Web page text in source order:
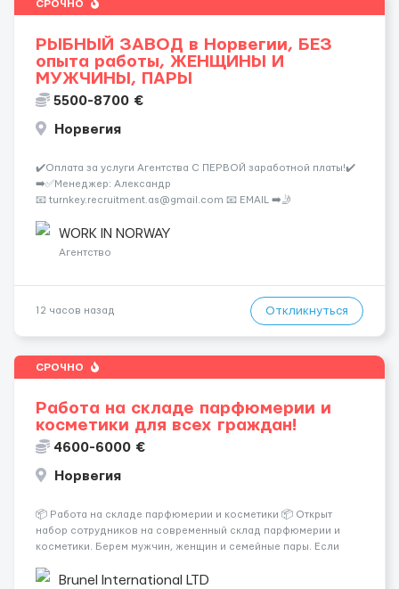
СРОЧНО
РЫБНЫЙ ЗАВОД в Норвегии, БЕЗ
опыта работы, ЖЕНЩИНЫ И
МУЖЧИНЫ, ПАРЫ
5500-8700 €
Норвегия
✔️Оплата за услуги Агентства С ПЕРВОЙ заработной платы!✔️
➡️✅Менеджер: Александр
📧 turnkey.recruitment.as@gmail.com 📧 EMAIL ➡️🤳
🐟Компания (Lerøy Seafood Group) откры...
WORK IN NORWAY
Агентство
12 часов назад Откликнуться
СРОЧНО
Работа на складе парфюмерии и
косметики для всех граждан!
4600-6000 €
Норвегия
📦 Работа на складе парфюмерии и косметики 📦 Открыт
набор сотрудников на современный склад парфюмерии и
косметики. Берем мужчин, женщин и семейные пары. Если
обучают уже после приезда. Работа не тяжелая. Нужно
Brunel International LTD